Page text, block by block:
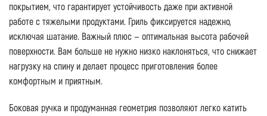
покрытием, что гарантирует устойчивость даже при активной
работе с тяжелыми продуктами. Гриль фиксируется надежно,
исключая шатание. Важный плюс — оптимальная высота рабочей
поверхности. Вам больше не нужно низко наклоняться, что снижает
нагрузку на спину и делает процесс приготовления более
комфортным и приятным.
Боковая ручка и продуманная геометрия позволяют легко катить